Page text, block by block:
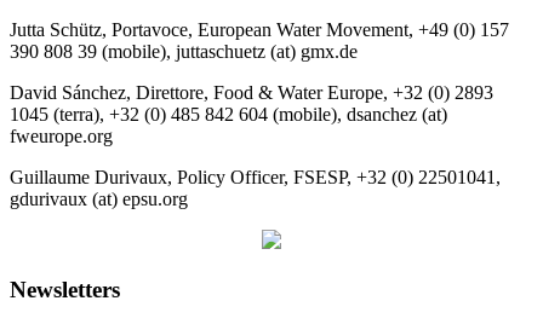
Jutta Schütz, Portavoce, European Water Movement, +49 (0) 157
390 808 39 (mobile), juttaschuetz (at) gmx.de
David Sánchez, Direttore, Food & Water Europe, +32 (0) 2893
1045 (terra), +32 (0) 485 842 604 (mobile), dsanchez (at)
fweurope.org
Guillaume Durivaux, Policy Officer, FSESP, +32 (0) 22501041,
gdurivaux (at) epsu.org
Newsletters